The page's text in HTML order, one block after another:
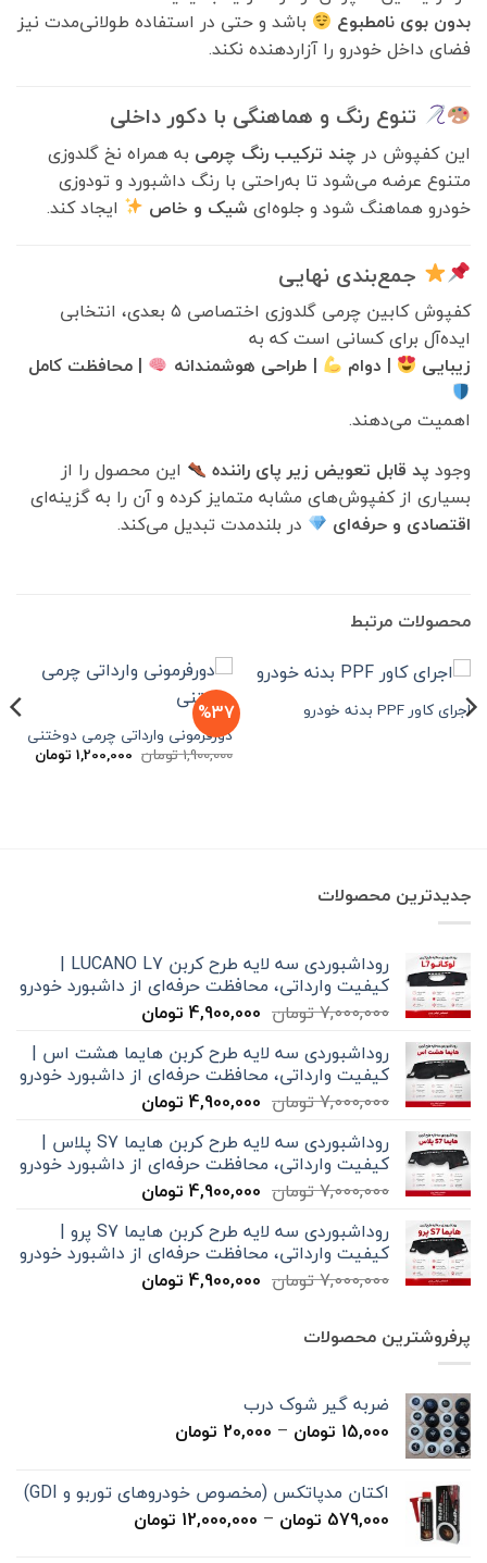
بدون بوی نامطبوع
باشد و حتی در استفاده طولانی‌مدت نیز
فضای داخل خودرو را آزاردهنده نکند.
تنوع رنگ و هماهنگی با دکور داخلی
این کفپوش در چند ترکیب رنگ چرمی به همراه نخ گلدوزی
متنوع عرضه می‌شود تا به‌راحتی با رنگ داشبورد و تودوزی
خودرو هماهنگ شود و جلوه‌ای شیک و خاص ایجاد کند.
جمع‌بندی نهایی
کفپوش کابین چرمی گلدوزی اختصاصی ۵ بعدی، انتخابی
ایده‌آل برای کسانی است که به
زیبایی
| دوام | طراحی هوشمندانه
| محافظت کامل
اهمیت می‌دهند.
وجود پد قابل تعویض زیر پای راننده
این محصول را از
بسیاری از کفپوش‌های مشابه متمایز کرده و آن را به گزینه‌ای
اقتصادی و حرفه‌ای
در بلندمدت تبدیل می‌کند.
محصولات مرتبط
اجرای کاور PPF بدنه خودرو %37
دورفرمونی وارداتی چرمی دوختنی
1,900,000تومان قیمت
اصلی
1,200,000 تومانقیمت
فعلی
جدیدترین محصولات
روداشبوردی سه‌ لایه طرح کربن LUCANO L7 |
کیفیت وارداتی، محافظت حرفه‌ای از داشبورد خودرو
7,000,000تومان قیمت
7,000,000 تومان
بود.
4,900,000 تومانقیمت
4,900,000 تومان
است.
روداشبوردی سه‌ لایه طرح کربن هایما هشت اس |
کیفیت وارداتی، محافظت حرفه‌ای از داشبورد خودرو
7,000,000تومان قیمت
7,000,000 تومان
بود.
4,900,000 تومانقیمت
4,900,000 تومان
است.
روداشبوردی سه‌ لایه طرح کربن هایما S7 پلاس |
کیفیت وارداتی، محافظت حرفه‌ای از داشبورد خودرو
7,000,000تومان قیمت
7,000,000 تومان
بود.
4,900,000 تومانقیمت
4,900,000 تومان
است.
روداشبوردی سه‌ لایه طرح کربن هایما S7 پرو |
کیفیت وارداتی، محافظت حرفه‌ای از داشبورد خودرو
7,000,000تومان قیمت
4,900,000 تومانقیمت
پرفروشترین محصولات
ضربه گیر شوک درب
15,000 تومان –
20,000 تومان
تا
20,000 تومان
اکتان مدپاتکس (مخصوص خودروهای توربو و GDI)
579,000 تومان –
12,000,000 تومان